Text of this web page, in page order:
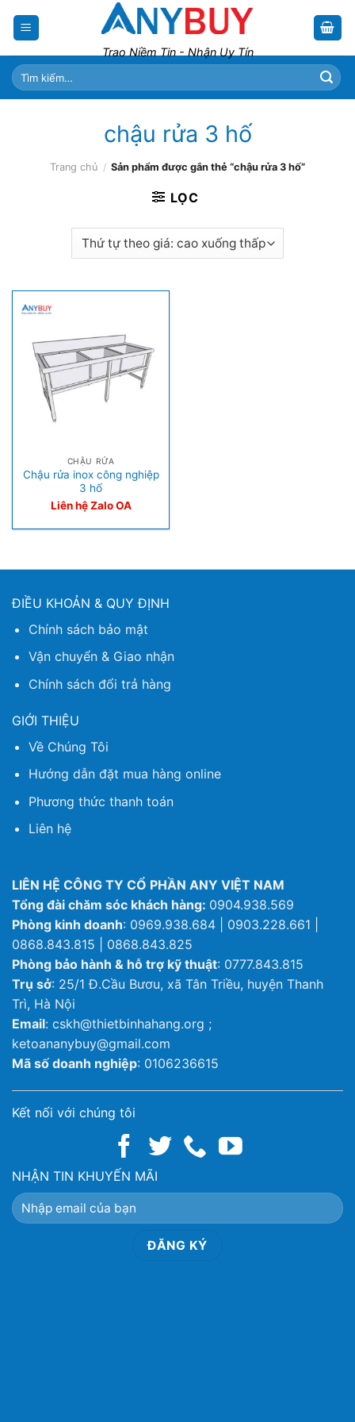
Trao Niềm Tin - Nhận Uy Tín
Tìm
kiếm:
chậu rửa 3 hố
Trang chủ / Sản phẩm được gắn thẻ “chậu rửa 3 hố”
LỌC
CHẬU RỬA
Chậu rửa inox công nghiệp
3 hố
Liên hệ Zalo OA
ĐIỀU KHOẢN & QUY ĐỊNH
Chính sách bảo mật
Vận chuyển & Giao nhận
Chính sách đổi trả hàng
GIỚI THIỆU
Về Chúng Tôi
Hướng dẫn đặt mua hàng online
Phương thức thanh toán
Liên hệ
LIÊN HỆ CÔNG TY CỔ PHẦN ANY VIỆT NAM
Tổng đài chăm sóc khách hàng: 0904.938.569
Phòng kinh doanh: 0969.938.684 | 0903.228.661 |
0868.843.815 | 0868.843.825
Phòng bảo hành & hỗ trợ kỹ thuật: 0777.843.815
Trụ sở: 25/1 Đ.Cầu Bươu, xã Tân Triều, huyện Thanh
Trì, Hà Nội
Email: cskh@thietbinhahang.org ;
ketoananybuy@gmail.com
Mã số doanh nghiệp: 0106236615
Kết nối với chúng tôi
NHẬN TIN KHUYẾN MÃI